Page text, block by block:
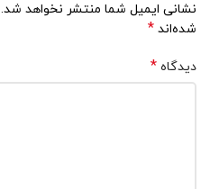
نشانی ایمیل شما منتشر نخواهد شد.
شده‌اند *
دیدگاه *